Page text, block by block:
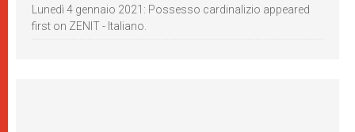
Lunedì 4 gennaio 2021: Possesso cardinalizio appeared
first on ZENIT - Italiano.